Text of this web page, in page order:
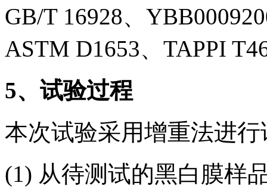
GB/T 16928、
ASTM D1653、TAPPI
5、试验过程
本次试验采用增重法进行
(1) 从待测试的黑白膜样